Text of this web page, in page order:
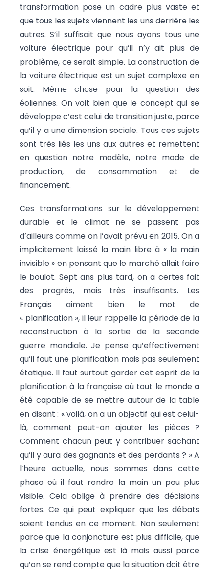
transformation pose un cadre plus vaste et
que tous les sujets viennent les uns derrière les
autres. S’il suffisait que nous ayons tous une
voiture électrique pour qu’il n’y ait plus de
problème, ce serait simple. La construction de
la voiture électrique est un sujet complexe en
soit. Même chose pour la question des
éoliennes. On voit bien que le concept qui se
développe c’est celui de transition juste, parce
qu’il y a une dimension sociale. Tous ces sujets
sont très liés les uns aux autres et remettent
en question notre modèle, notre mode de
production, de consommation et de
financement.
Ces transformations sur le développement
durable et le climat ne se passent pas
d’ailleurs comme on l’avait prévu en 2015. On a
implicitement laissé la main libre à « la main
invisible » en pensant que le marché allait faire
le boulot. Sept ans plus tard, on a certes fait
des progrès, mais très insuffisants. Les
Français aiment bien le mot de
« planification », il leur rappelle la période de la
reconstruction à la sortie de la seconde
guerre mondiale. Je pense qu’effectivement
qu’il faut une planification mais pas seulement
étatique. Il faut surtout garder cet esprit de la
planification à la française où tout le monde a
été capable de se mettre autour de la table
en disant : « voilà, on a un objectif qui est celui-
là, comment peut-on ajouter les pièces ?
Comment chacun peut y contribuer sachant
qu’il y aura des gagnants et des perdants ? » A
l’heure actuelle, nous sommes dans cette
phase où il faut rendre la main un peu plus
visible. Cela oblige à prendre des décisions
fortes. Ce qui peut expliquer que les débats
soient tendus en ce moment. Non seulement
parce que la conjoncture est plus difficile, que
la crise énergétique est là mais aussi parce
qu’on se rend compte que la situation doit être